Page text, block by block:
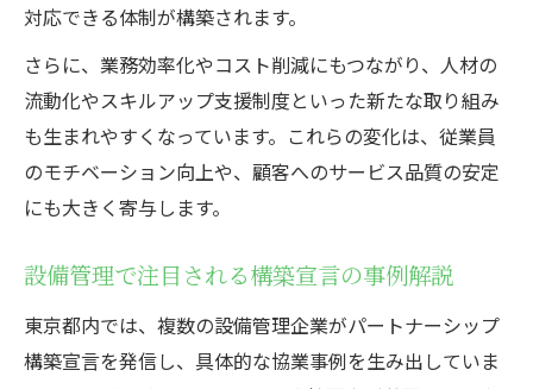
対応できる体制が構築されます。
さらに、業務効率化やコスト削減にもつながり、人材の
流動化やスキルアップ支援制度といった新たな取り組み
も生まれやすくなっています。これらの変化は、従業員
のモチベーション向上や、顧客へのサービス品質の安定
にも大きく寄与します。
設備管理で注目される構築宣言の事例解説
東京都内では、複数の設備管理企業がパートナーシップ
構築宣言を発信し、具体的な協業事例を生み出していま